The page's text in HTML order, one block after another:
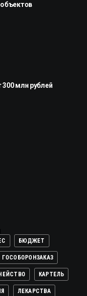
млн рублей
БЮДЖЕТ
ГОСОБОРОНЗАКАЗ
КАРТЕЛЬ
ЛЕКАРСТВА